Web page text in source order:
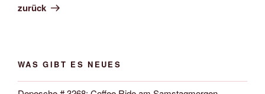
zurück
WAS GIBT ES NEUES